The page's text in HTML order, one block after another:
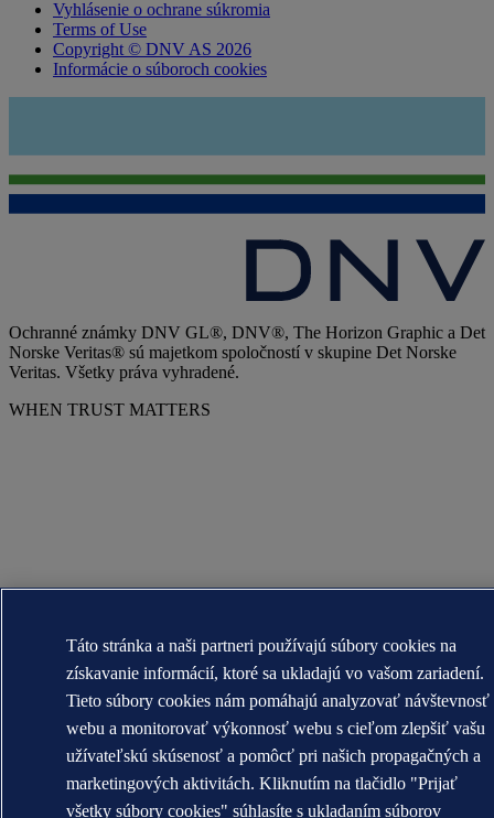
Vyhlásenie o ochrane súkromia
Terms of Use
Copyright © DNV AS 2026
Informácie o súboroch cookies
Ochranné známky DNV GL®, DNV®, The Horizon Graphic a Det
Norske Veritas® sú majetkom spoločností v skupine Det Norske
Veritas. Všetky práva vyhradené.
WHEN TRUST MATTERS
Táto stránka a naši partneri používajú súbory cookies na
získavanie informácií, ktoré sa ukladajú vo vašom zariadení.
Tieto súbory cookies nám pomáhajú analyzovať návštevnosť
webu a monitorovať výkonnosť webu s cieľom zlepšiť vašu
užívateľskú skúsenosť a pomôcť pri našich propagačných a
marketingových aktivitách. Kliknutím na tlačidlo "Prijať
všetky súbory cookies" súhlasíte s ukladaním súborov